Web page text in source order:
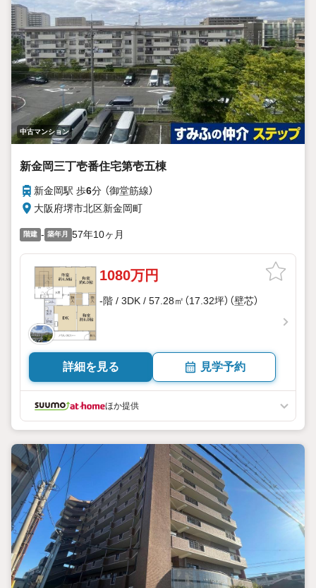
中古マンション
新金岡三丁壱番住宅第壱五棟
新金岡駅 歩6分 （御堂筋線）
大阪府堺市北区新金岡町
階建 - 築年月 57年10ヶ月
1080万円
-階 / 3DK / 57.28㎡（17.32坪）（壁芯）
詳細を見る 見学予約
ほか提供